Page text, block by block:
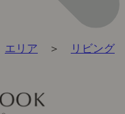
エリア ＞ リビング